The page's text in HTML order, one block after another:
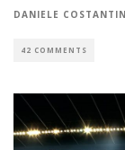
DANIELE
42 COMMENTS